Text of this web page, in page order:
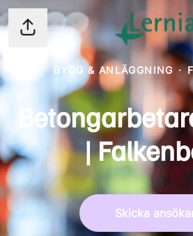
Dela sidan
BYGG & ANLÄGGNING ·
|
Skicka